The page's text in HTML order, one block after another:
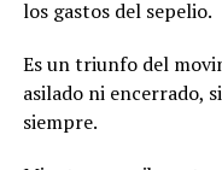
los gastos del sepelio.
Es un triunfo del
asilado ni encerrado,
siempre.